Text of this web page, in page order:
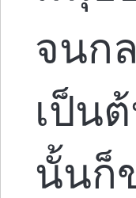
จนก
เป็น
นั้นก็